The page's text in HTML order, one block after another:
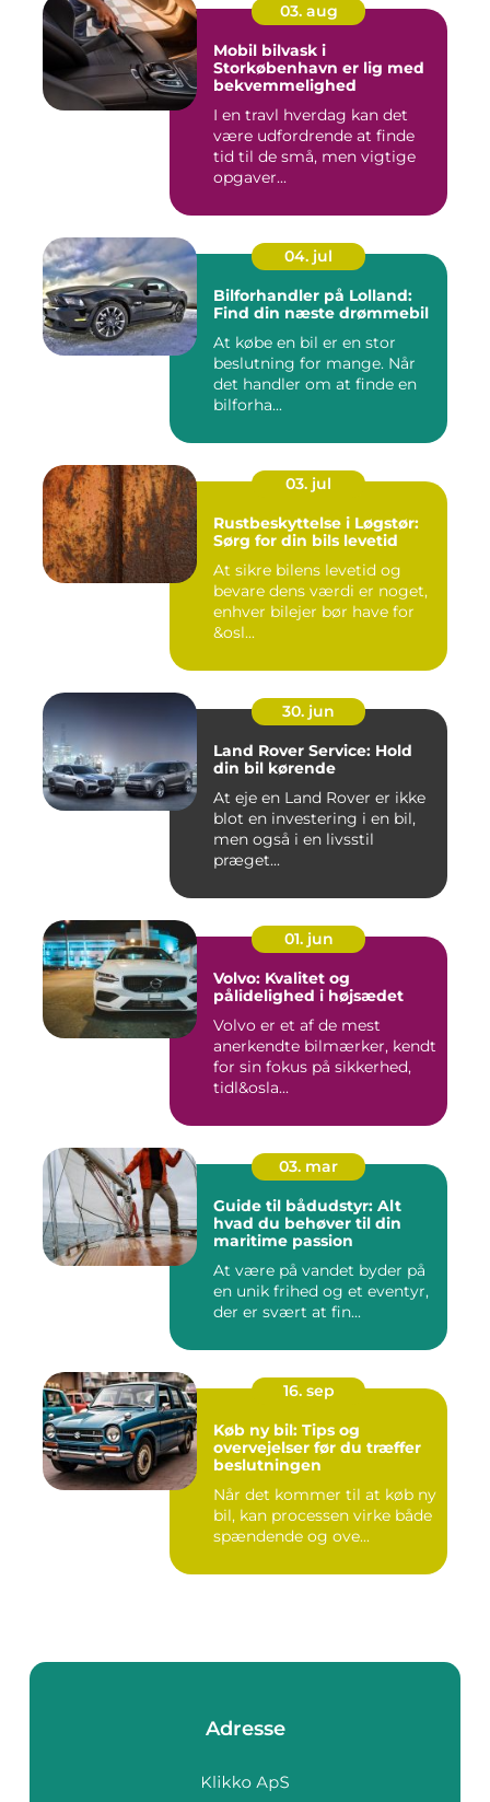
03. aug
Mobil bilvask i
Storkøbenhavn er lig med
bekvemmelighed
I en travl hverdag kan det
være udfordrende at finde
tid til de små, men vigtige
opgaver...
04. jul
Bilforhandler på Lolland:
Find din næste drømmebil
At købe en bil er en stor
beslutning for mange. Når
det handler om at finde en
bilforha...
03. jul
Rustbeskyttelse i Løgstør:
Sørg for din bils levetid
At sikre bilens levetid og
bevare dens værdi er noget,
enhver bilejer bør have for
&osl...
30. jun
Land Rover Service: Hold
din bil kørende
At eje en Land Rover er ikke
blot en investering i en bil,
men også i en livsstil
præget...
01. jun
Volvo: Kvalitet og
pålidelighed i højsædet
Volvo er et af de mest
anerkendte bilmærker, kendt
for sin fokus på sikkerhed,
tidl&osla...
03. mar
Guide til bådudstyr: Alt
hvad du behøver til din
maritime passion
At være på vandet byder på
en unik frihed og et eventyr,
der er svært at fin...
16. sep
Køb ny bil: Tips og
overvejelser før du træffer
beslutningen
Når det kommer til at køb ny
bil, kan processen virke både
spændende og ove...
Adresse